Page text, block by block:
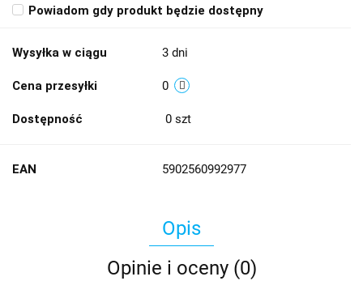
Powiadom gdy produkt będzie dostępny
Wysyłka w ciągu 3 dni
Cena przesyłki 0
Dostępność 0 szt
EAN 5902560992977
Opis
Opinie i oceny (0)